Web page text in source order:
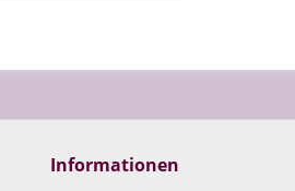
Informationen